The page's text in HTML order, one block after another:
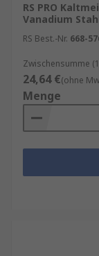
RS PRO
Vanadium
RS Best.-Nr. 668-
Zwischensumme
24,64 €(ohne
Menge